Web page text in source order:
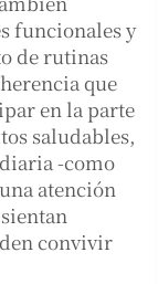
funcionales y
de rutinas
que
en la parte
saludables,
-como
atención
convivir